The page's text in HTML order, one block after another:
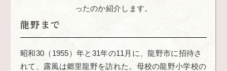
ったのか紹介します。
龍野まで
昭和30（1955）年と31年の11月に、龍野市に招待さ
れて、露風は郷里龍野を訪れた。母校の龍野小学校の